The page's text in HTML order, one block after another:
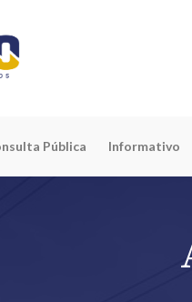
Pública Informativo